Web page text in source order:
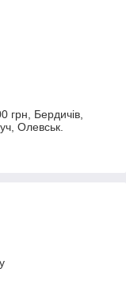
грн, Бердичів,
Олевськ.